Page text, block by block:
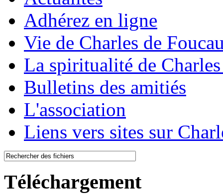
Adhérez en ligne
Vie de Charles de
La spiritualité de
Bulletins des amitiés
L'association
Liens vers sites sur
Téléchargement